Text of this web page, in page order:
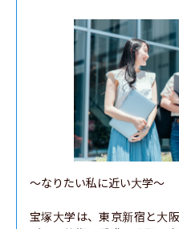
〜なりたい私に近い大学〜
宝塚大学は、東京新宿と大